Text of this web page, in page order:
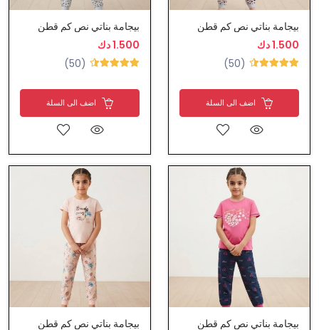
بيجامة بناتي نص كم قطن
1.500 دك
(50)
اضف الى السلة
بيجامة بناتي نص كم قطن
1.500 دك
(50)
اضف الى السلة
بيجامة بناتي نص كم قطن بيجامة بناتي نص كم قطن